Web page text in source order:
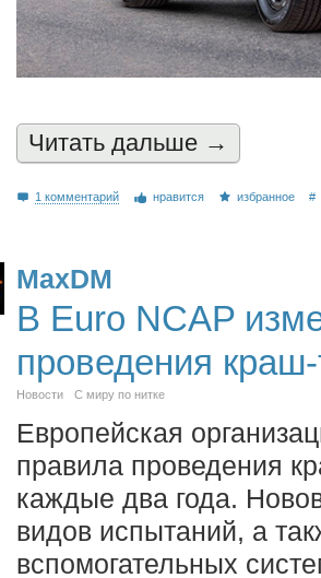
Читать дальшe →
1 комментарий нравится избранное #
MaxDM
В Euro NCAP
проведения
Новости С миру по нитке
Европейская
правила проведения
каждые два года.
видов испытаний, а
вспомогательных